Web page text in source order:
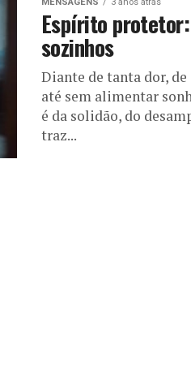
Espírito
sozinhos
Diante de tanta dor,
até sem alimentar
é da solidão, do
traz...